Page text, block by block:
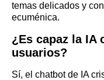
temas delicados y
ecuménica.
¿Es capaz la IA
usuarios?
Sí, el chatbot de IA